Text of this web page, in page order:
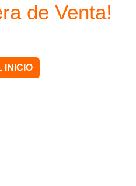
de Venta!
INICIO